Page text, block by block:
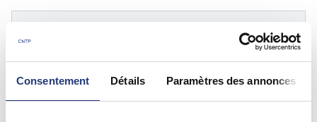
Consentement Détails Paramètres des annonces
CLAUDE PONS
Narbonne (11100)
0468587991